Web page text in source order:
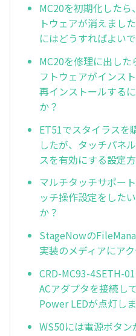
MC20を初期化した
トウェアが消えまし
にはどうすればよい
MC20を修理に出し
フトウェアがインス
再インストールする
か？
ET51でスタイラスを
したが、タッチパネ
スを有効にする設定
マルチタッチサポー
ッチ操作設定をした
か？
StageNowの
実装のメディアにア
CRD-MC93-4SETH-
ACアダプタを接続し
Power LEDが点灯しま
WS50には電源ボタ